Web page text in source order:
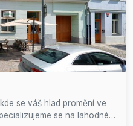
se váš hlad promění ve
se na lahodné